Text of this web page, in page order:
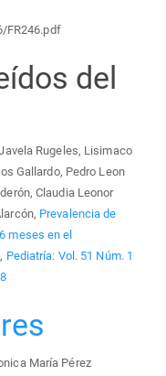
FR246.pdf
del
Rugeles, Lisimaco
Gallardo, Pedro Leon
Claudia Leonor
Prevalencia de
meses en el
, Pediatría: Vol. 51 Núm. 1
María Pérez